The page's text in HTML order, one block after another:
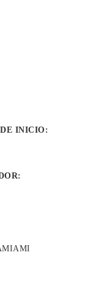
INICIO:
: